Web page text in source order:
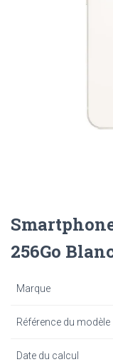
256Go
Marque
Référence du modèle
Date du calcul